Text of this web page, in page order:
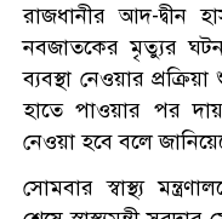
রাজধানীর আদ-দ্বীন
নবজাতকের মৃত্যুর
ব্যবস্থা নেওয়ার
হাতে পাওয়ার পর
নেওয়া হবে বলে
সোমবার স্বাস্থ্য